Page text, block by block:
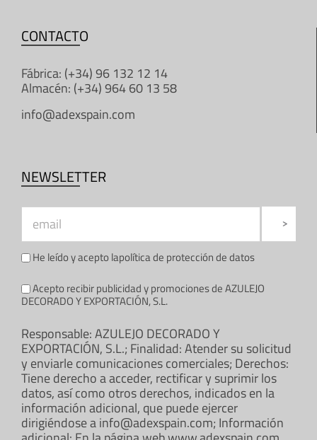
CONTACTO
Fábrica: (+34) 96 132 12 14
Almacén: (+34) 964 60 13 58
info@adexspain.com
NEWSLETTER
He leído y acepto lapolítica de protección de datos
Acepto recibir publicidad y promociones de AZULEJO
DECORADO Y EXPORTACIÓN, S.L.
Responsable: AZULEJO DECORADO Y
EXPORTACIÓN, S.L.; Finalidad: Atender su solicitud
y enviarle comunicaciones comerciales; Derechos:
Tiene derecho a acceder, rectificar y suprimir los
datos, así como otros derechos, indicados en la
información adicional, que puede ejercer
dirigiéndose a info@adexspain.com; Información